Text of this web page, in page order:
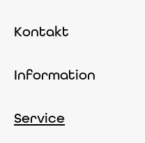
Kontakt
Information
Service